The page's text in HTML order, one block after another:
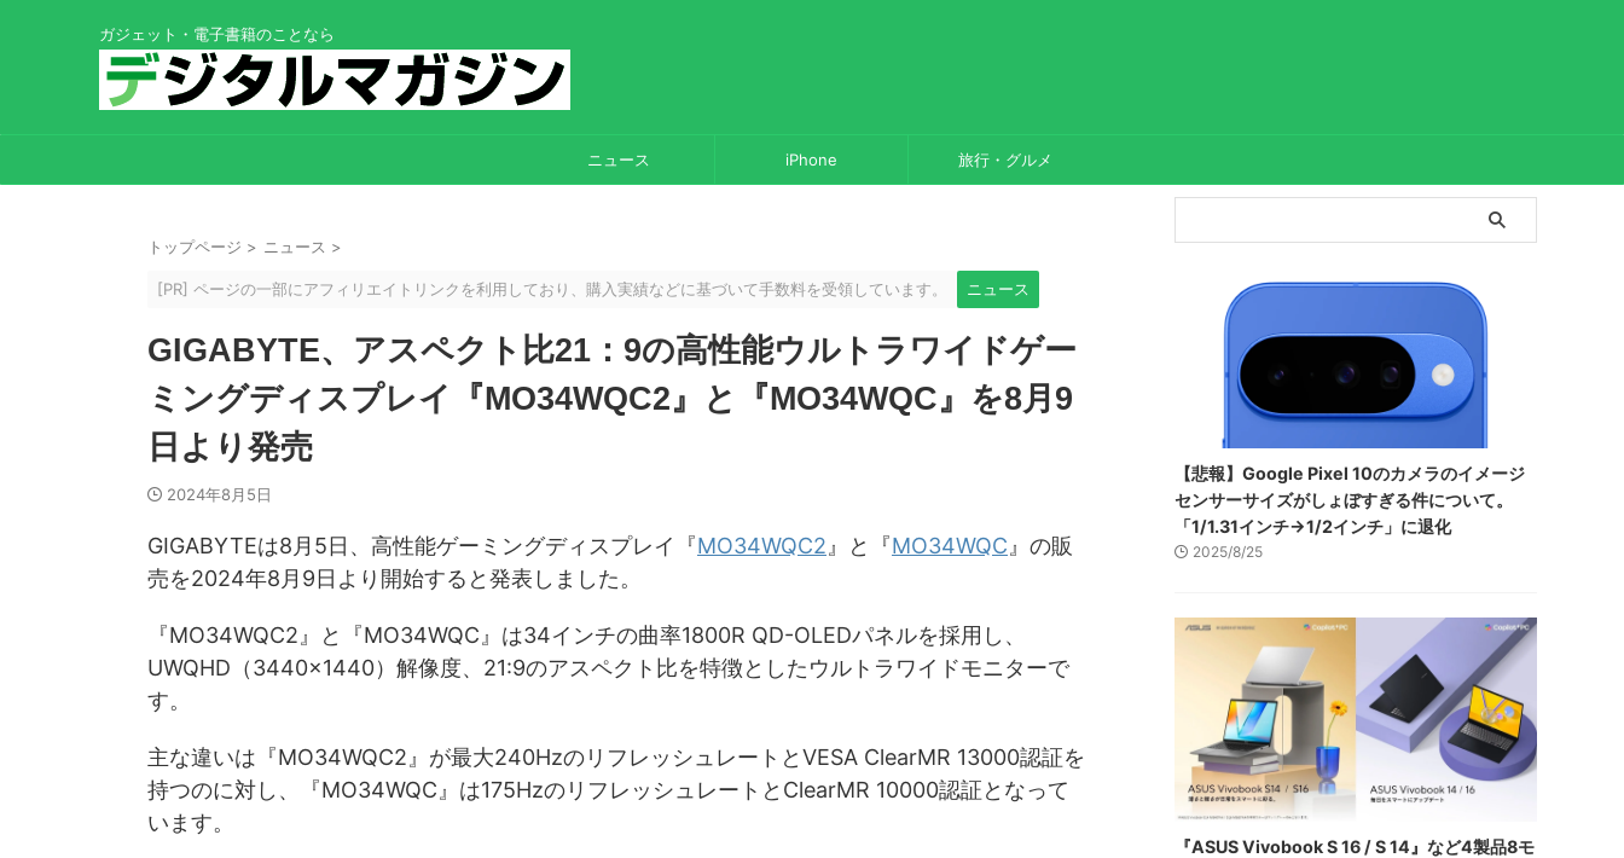
ガジェット・電子書籍のことなら
ニュース iPhone 旅行・グルメ
トップページ > ニュース >
[PR] ページの一部にアフィリエイトリンクを利用しており、購入実績などに基づいて手数料を受領しています。 ニュース
GIGABYTE、アスペクト比21：9の高性能ウルトラワイドゲー
ミングディスプレイ『MO34WQC2』と『MO34WQC』を8月9
日より発売
2024年8月5日
GIGABYTEは8月5日、高性能ゲーミングディスプレイ『MO34WQC2 』と『MO34WQC 』の販
売を2024年8月9日より開始すると発表しました。
『MO34WQC2』と『MO34WQC』は34インチの曲率1800R QD-OLEDパネルを採用し、
UWQHD（3440×1440）解像度、21:9のアスペクト比を特徴としたウルトラワイドモニターで
す。
主な違いは『MO34WQC2』が最大240HzのリフレッシュレートとVESA ClearMR 13000認証を
持つのに対し、『MO34WQC』は175HzのリフレッシュレートとClearMR 10000認証となって
います。
【悲報】Google Pixel 10のカメラのイメージ
センサーサイズがしょぼすぎる件について。
「1/1.31インチ→1/2インチ」に退化
2025/8/25
『ASUS Vivobook S 16 / S 14』など4製品8モ